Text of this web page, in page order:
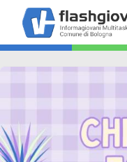
contenuto
principale